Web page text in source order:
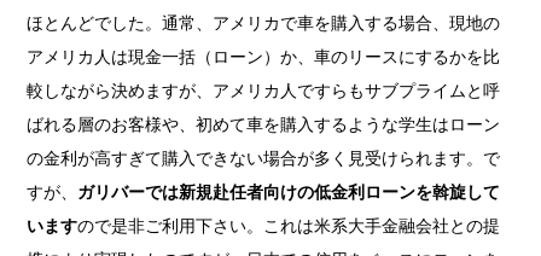
ほとんどでした。通常、アメリカで車を購入する場合、現地の
アメリカ人は現金一括（ローン）か、車のリースにするかを比
較しながら決めますが、アメリカ人ですらもサブプライムと呼
ばれる層のお客様や、初めて車を購入するような学生はローン
の金利が高すぎて購入できない場合が多く見受けられます。で
すが、 ガリバーでは新規赴任者向けの低金利ローンを斡旋して
いますので是非ご利用下さい。これは米系大手金融会社との提